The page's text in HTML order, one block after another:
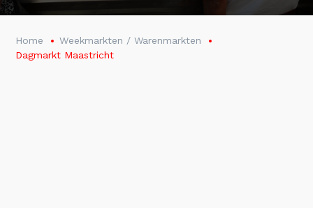
Home
Weekmarkten / Warenmarkten
Dagmarkt Maastricht